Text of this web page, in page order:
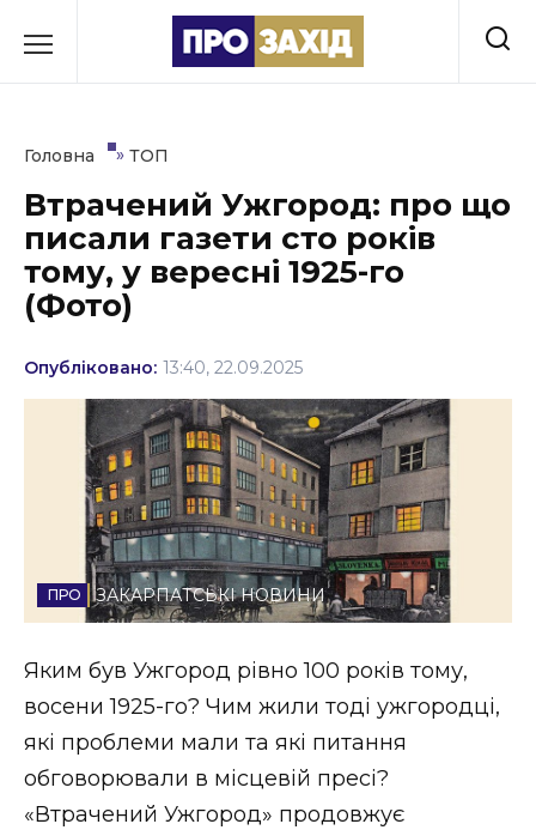
до
Культура
Освіта
Політика
Соціум
Спорт
Стиль життя
Втрачений Ужгород
Втрачений Ужгород (відеоверсія)
ЗАКАРПАТСЬКІ НОВИНИ
Головна » ТОП
Втрачений Ужгород: про що
писали газети сто років
тому, у вересні 1925-го
(Фото)
Опубліковано: 13:40, 22.09.2025
ЗАКАРПАТСЬКІ НОВИНИ
Яким був Ужгород рівно 100 років тому,
восени 1925-го? Чим жили тоді ужгородці,
які проблеми мали та які питання
обговорювали в місцевій пресі?
«Втрачений Ужгород» продовжує